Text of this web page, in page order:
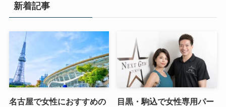
新着記事
名古屋で女性におすすめの
目黒・駒込で女性専用パー